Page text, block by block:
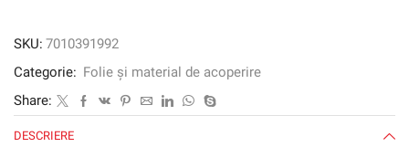
1220
x
45,72
m
SKU: 7010391992
Categorie: Folie și material de acoperire
Share:
DESCRIERE